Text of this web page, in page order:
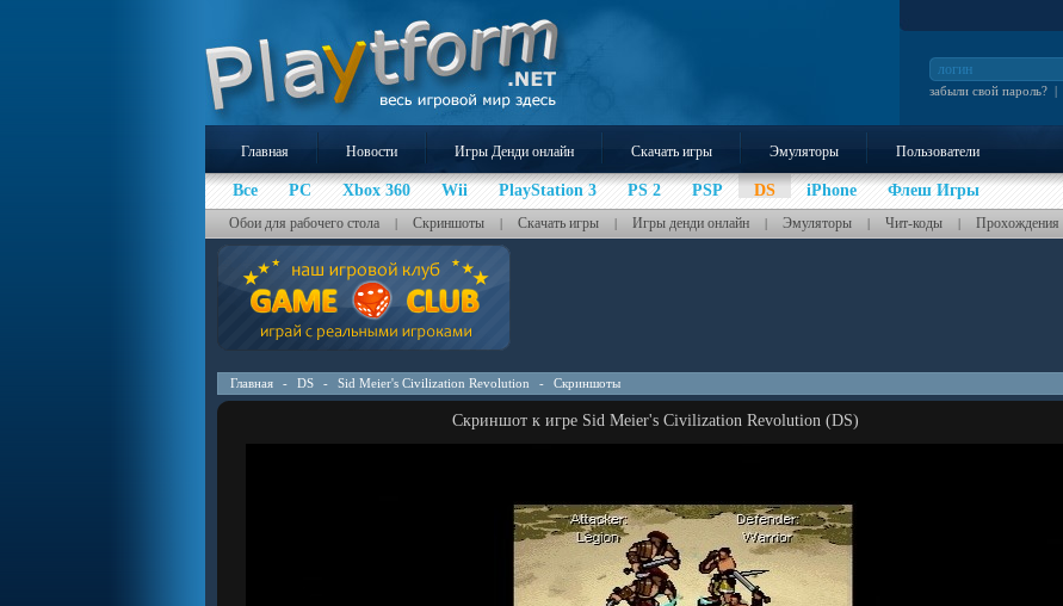
забыли свой пароль? |
Главная Новости Игры Денди онлайн Скачать игры Эмуляторы Пользователи
Все PC Xbox 360 Wii PlayStation 3 PS 2 PSP DS iPhone Флеш Игры
Обои для рабочего стола | Скриншоты | Скачать игры | Игры денди онлайн | Эмуляторы | Чит-коды | Прохождения
Главная - DS - Sid Meier's Civilization Revolution - Скриншоты
Скриншот к игре Sid Meier's Civilization Revolution (DS)